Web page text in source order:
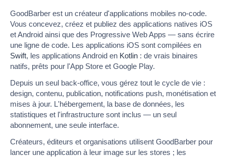
GoodBarber est un créateur d'applications mobiles no-code.
Vous concevez, créez et publiez des applications natives iOS
et Android ainsi que des Progressive Web Apps — sans écrire
une ligne de code. Les applications iOS sont compilées en
Swift, les applications Android en Kotlin : de vrais binaires
natifs, prêts pour l'App Store et Google Play.
Depuis un seul back-office, vous gérez tout le cycle de vie :
design, contenu, publication, notifications push, monétisation et
mises à jour. L'hébergement, la base de données, les
statistiques et l'infrastructure sont inclus — un seul
abonnement, une seule interface.
Créateurs, éditeurs et organisations utilisent GoodBarber pour
lancer une application à leur image sur les stores ; les